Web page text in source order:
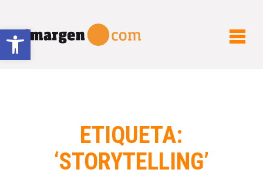
Abrir barra de herramientas
ETIQUETA:
‘STORYTELLING’